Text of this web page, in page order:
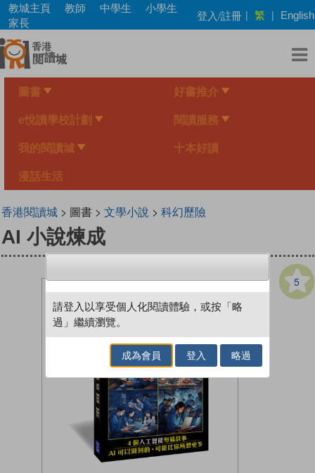
Skip
main
content
教城主頁 教師 中學生
小學生
家長
登入/註冊 | 繁 | English
圖書 好書推介
e悅讀學校計劃 閱讀服務
我的閱讀城 十本好讀
漫話生活
香港閱讀城> 圖書 > 文學小說 > 科幻歷險
AI 小說煉成
5
請登入以享受個人化閱讀體驗，或按「略
過」繼續瀏覽。
成為會員 登入 略過